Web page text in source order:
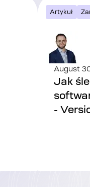
Artykuł
August
Jak
-